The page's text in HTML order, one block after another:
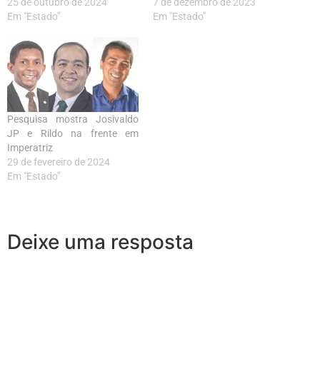
Em "Estado"
Em "Estado"
Pesquisa mostra Josivaldo
JP e Rildo na frente em
Imperatriz
29 de fevereiro de 2024
Em "Estado"
Deixe uma resposta